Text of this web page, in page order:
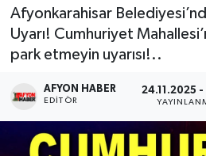
Afyonkarahisar
Uyarı! Cumhuriyet
park etmeyin uyarısı!..
AFYON HABER
EDITÖR
24.11.2025 -
Ekonomi
Magazin
Etkinlikler